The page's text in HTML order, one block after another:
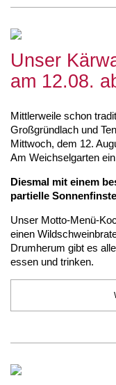
Unser
am 12.08.
Mittlerweile schon
Großgründlach und
Mittwoch, dem 12.
Am Weichselgarten
Diesmal mit einem
partielle
Unser Motto-Menü-
einen
Drumherum gibt es
essen und trinken.